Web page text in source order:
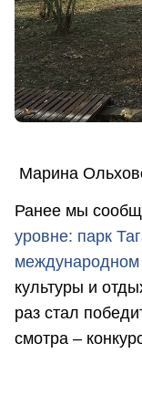
Марина
Ранее мы
уровне: парк
международном
культуры и
раз стал
смотра –